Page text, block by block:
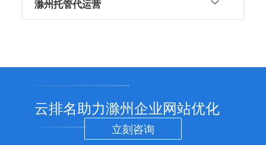
滁州托管代运营
云排名助力滁州企业网站优化
立刻咨询